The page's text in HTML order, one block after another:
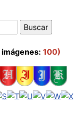
100)